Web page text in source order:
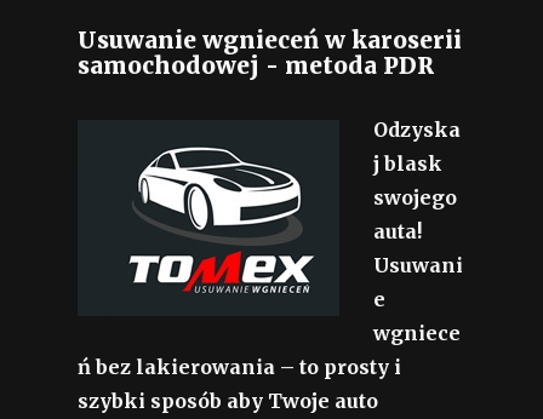
Usuwanie wgnieceń w karoserii
samochodowej - metoda PDR
Odzyska
j blask
swojego
auta!
Usuwani
e
wgniece
ń bez lakierowania – to prosty i
szybki sposób aby Twoje auto